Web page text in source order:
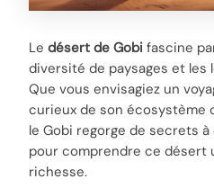
Ledésert de Gobi fascine
diversité de paysages et les
Que vous envisagiez un
curieux de son écosystème
le Gobi regorge de secrets à
pour comprendre ce désert
richesse.